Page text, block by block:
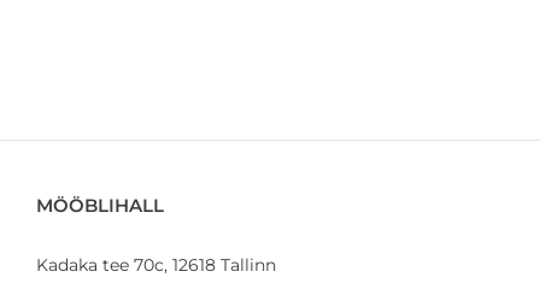
MÖÖBLIHALL
Kadaka tee 70c, 12618 Tallinn